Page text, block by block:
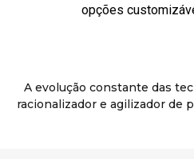
opções
A evolução constante das
racionalizador e agilizador de